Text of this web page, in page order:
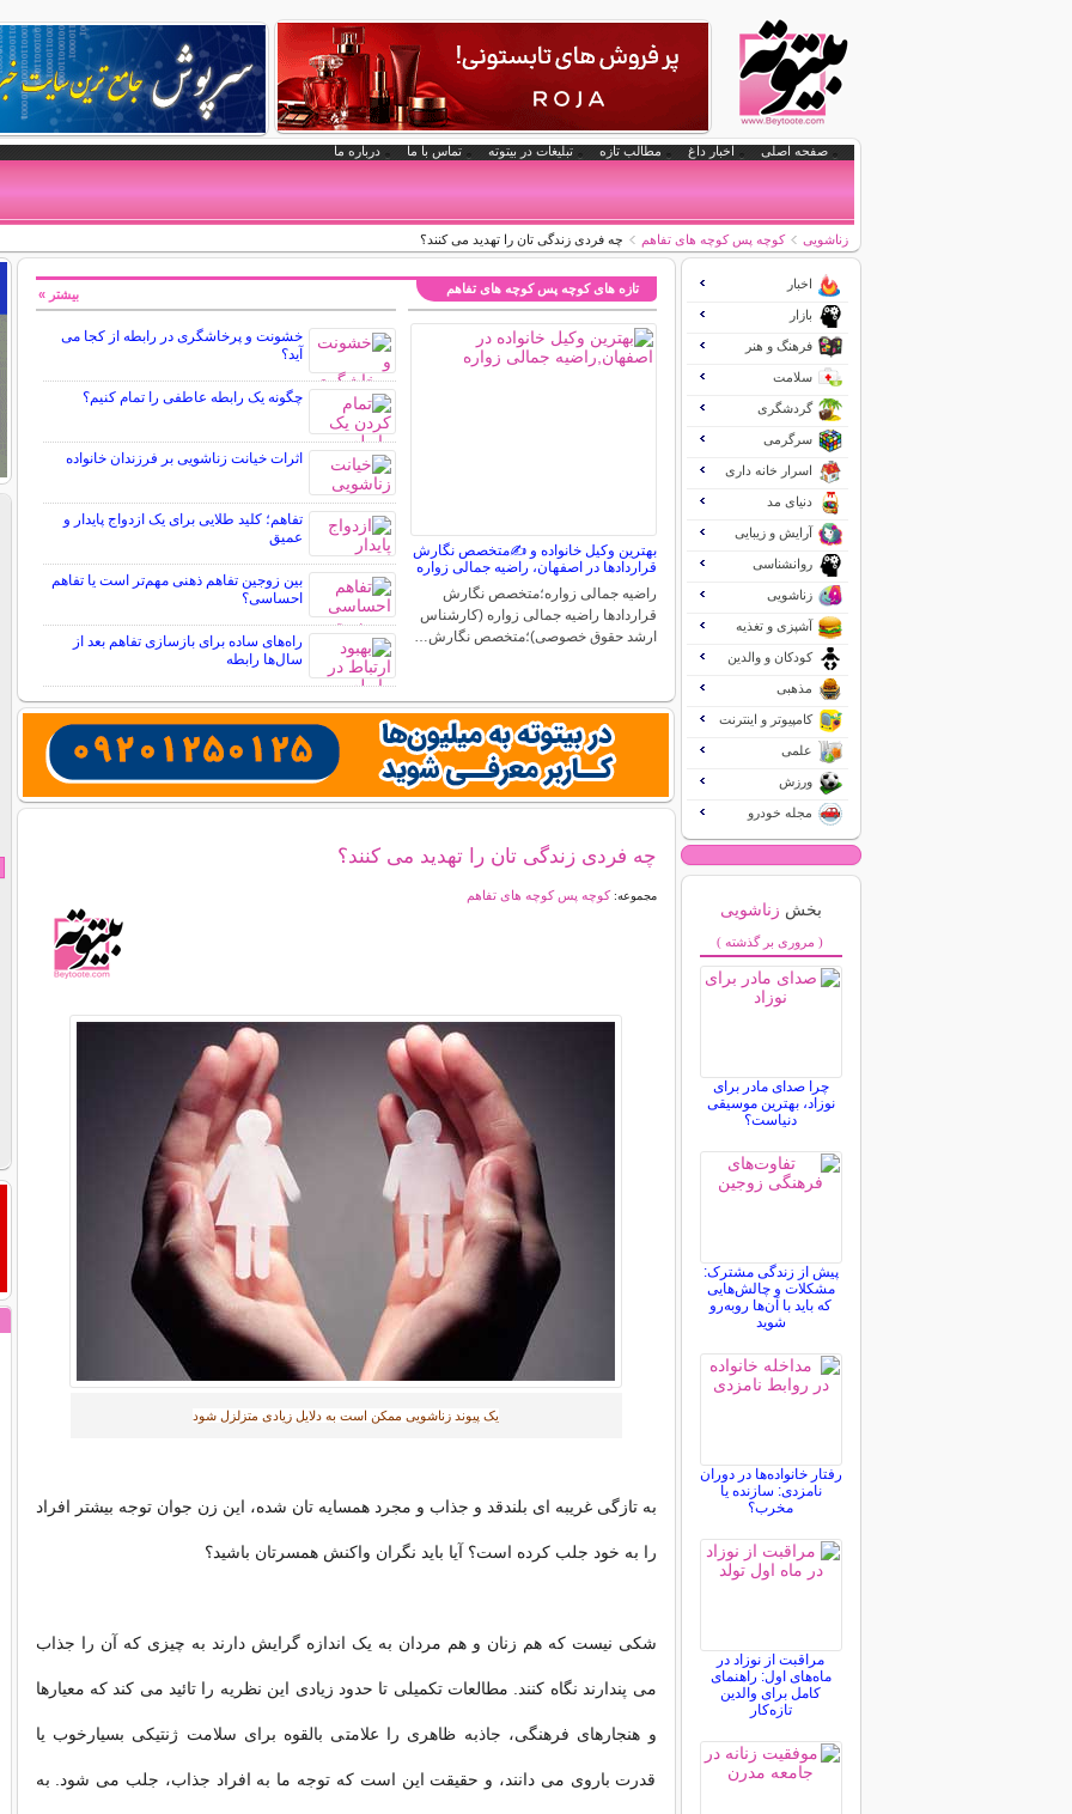
صفحه اصلی اخبار داغ مطالب تازه تبلیغات در بیتوته تماس با ما درباره ما
زناشویی کوچه پس کوچه های تفاهم چه فردی زندگی تان را تهدید می کنند؟
تازه های کوچه پس کوچه های تفاهم
بهترین وکیل خانواده و ✍️متخصص نگارش
قراردادها در اصفهان، راضیه جمالی زواره
راضیه جمالی زواره؛متخصص نگارش
قراردادها راضیه جمالی زواره (کارشناس
ارشد حقوق خصوصی)؛متخصص نگارش…
خشونت و پرخاشگری در رابطه از کجا می
آید؟
چگونه یک رابطه عاطفی را تمام کنیم؟
اثرات خیانت زناشویی بر فرزندان خانواده
تفاهم؛ کلید طلایی برای یک ازدواج پایدار و
عمیق
بین زوجین تفاهم ذهنی مهم‌تر است یا تفاهم
احساسی؟
راه‌های ساده برای بازسازی تفاهم بعد از
سال‌ها رابطه
بیشتر »
چه فردی زندگی تان را تهدید می کنند؟
مجموعه:کوچه پس کوچه های تفاهم
یک پیوند زناشویی ممکن است به دلایل زیادی متزلزل شود
به تازگی غریبه ای بلندقد و جذاب و مجرد همسایه تان شده، این زن جوان توجه بیشتر افراد
را به خود جلب کرده است؟ آیا باید نگران واکنش همسرتان باشید؟
شکی نیست که هم زنان و هم مردان به یک اندازه گرایش دارند به چیزی که آن را جذاب
می پندارند نگاه کنند. مطالعات تکمیلی تا حدود زیادی این نظریه را تائید می کند که معیارها
و هنجارهای فرهنگی، جاذبه ظاهری را علامتی بالقوه برای سلامت ژنتیکی بسیارخوب یا
قدرت باروی می دانند، و حقیقت این است که توجه ما به افراد جذاب، جلب می شود. به
اخبار
بازار
فرهنگ و هنر
سلامت
گردشگری
سرگرمی
اسرار خانه داری
دنیای مد
آرایش و زیبایی
روانشناسی
زناشویی
آشپزی و تغذیه
کودکان و والدین
مذهبی
کامپیوتر و اینترنت
علمی
ورزش
مجله خودرو
بخش زناشویی
( مروری بر گذشته )
چرا صدای مادر برای
نوزاد، بهترین موسیقی
دنیاست؟
پیش از زندگی مشترک:
مشکلات و چالش‌هایی
که باید با آن‌ها روبه‌رو
شوید
رفتار خانواده‌ها در دوران
نامزدی: سازنده یا
مخرب؟
مراقبت از نوزاد در
ماه‌های اول: راهنمای
کامل برای والدین
تازه‌کار